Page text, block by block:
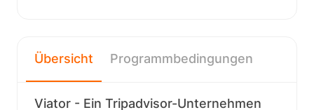
Übersicht Programmbedingungen
Viator - Ein Tripadvisor-Unternehmen